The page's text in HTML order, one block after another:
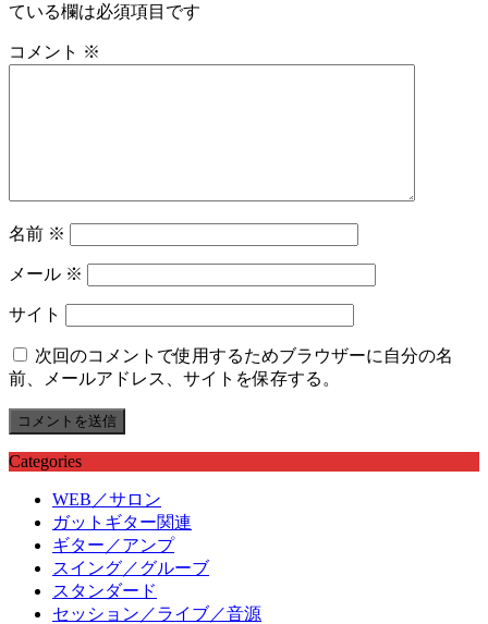
ている欄は必須項目です
コメント ※
名前 ※
メール ※
サイト
次回のコメントで使用するためブラウザーに自分の名
前、メールアドレス、サイトを保存する。
Categories
WEB／サロン
ガットギター関連
ギター／アンプ
スイング／グルーブ
スタンダード
セッション／ライブ／音源